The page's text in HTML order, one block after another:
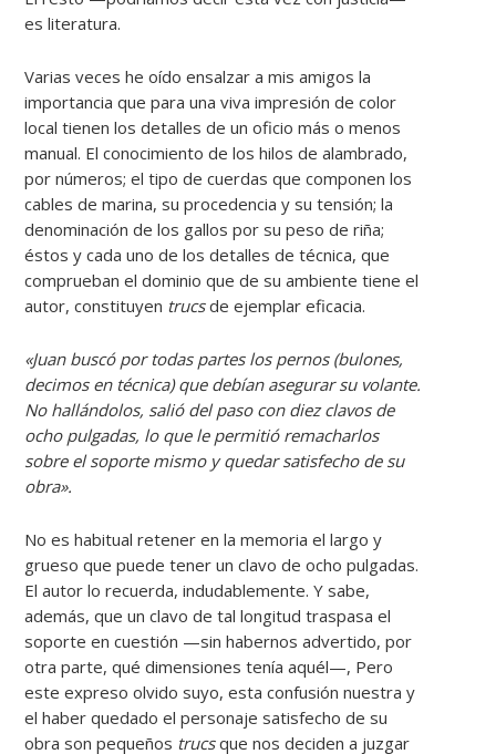
es literatura.
Varias veces he oído ensalzar a mis amigos la
importancia que para una viva impresión de color
local tienen los detalles de un oficio más o menos
manual. El conocimiento de los hilos de alambrado,
por números; el tipo de cuerdas que componen los
cables de marina, su procedencia y su tensión; la
denominación de los gallos por su peso de riña;
éstos y cada uno de los detalles de técnica, que
comprueban el dominio que de su ambiente tiene el
autor, constituyen trucsde ejemplar eficacia.
«Juan buscó por todas partes los pernos (bulones,
decimos en técnica) que debían asegurar su volante.
No hallándolos, salió del paso con diez clavos de
ocho pulgadas, lo que le permitió remacharlos
sobre el soporte mismo y quedar satisfecho de su
obra».
No es habitual retener en la memoria el largo y
grueso que puede tener un clavo de ocho pulgadas.
El autor lo recuerda, indudablemente. Y sabe,
además, que un clavo de tal longitud traspasa el
soporte en cuestión —sin habernos advertido, por
otra parte, qué dimensiones tenía aquél—, Pero
este expreso olvido suyo, esta confusión nuestra y
el haber quedado el personaje satisfecho de su
obra son pequeños trucsque nos deciden a juzgar